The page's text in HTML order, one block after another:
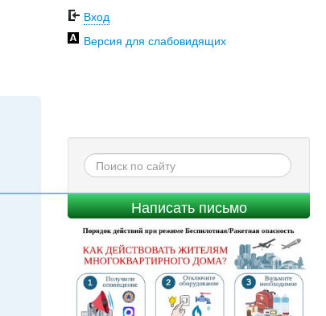
Вход
Версия для слабовидящих
Написать письмо